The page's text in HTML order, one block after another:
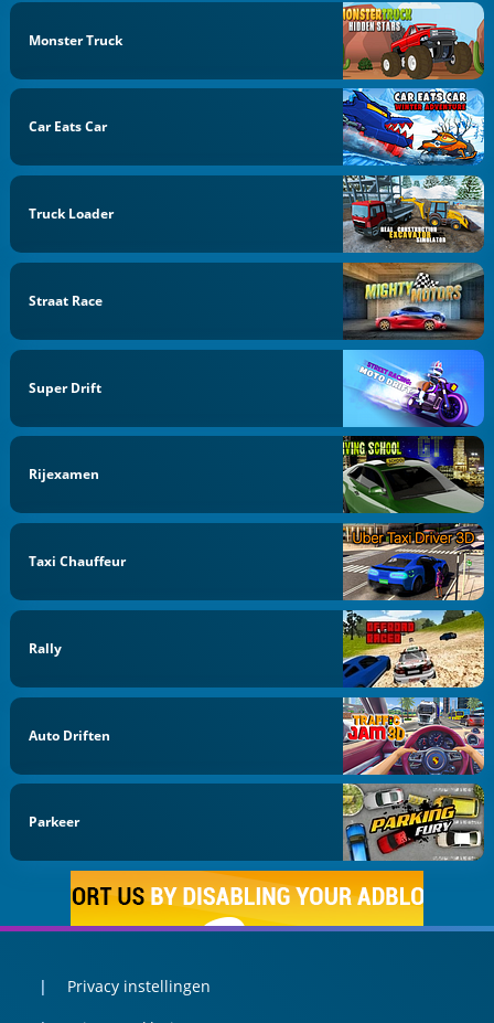
Monster Truck
Car Eats Car
Truck Loader
Straat Race
Super Drift
Rijexamen
Taxi Chauffeur
Rally
Auto Driften
Parkeer
Privacy instellingen